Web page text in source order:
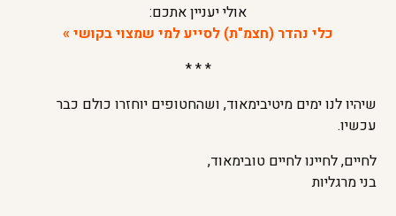
אולי יעניין אתכם:
כלי נהדר (חצמ"ת) לסייע למי שמצוי בקושי »
* * *
שיהיו לנו ימים מיטיבימאוד, ושהחטופים יוחזרו כולם כבר
עכשיו.
לחיים, לחיינו לחיים טובימאוד,
בני מרגליות